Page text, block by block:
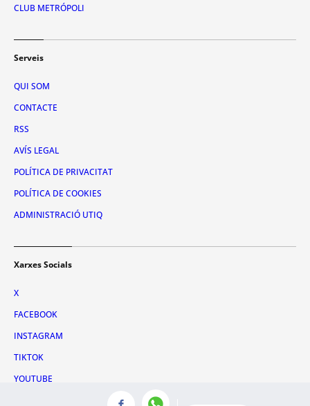
CLUB METRÓPOLI
Serveis
QUI SOM
CONTACTE
RSS
AVÍS LEGAL
POLÍTICA DE PRIVACITAT
POLÍTICA DE COOKIES
ADMINISTRACIÓ UTIQ
Xarxes Socials
X
FACEBOOK
INSTAGRAM
TIKTOK
YOUTUBE